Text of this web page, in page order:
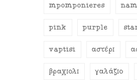
mpomponieres
pink purple
vaptisi αστέρι
βραχιόλι γαλάζιο